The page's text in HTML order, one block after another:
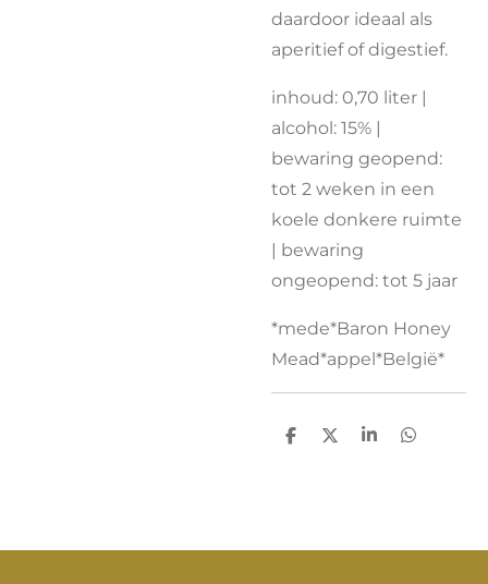
daardoor ideaal als
aperitief of digestief.
inhoud: 0,70 liter |
alcohol: 15% |
bewaring geopend:
tot 2 weken in een
koele donkere ruimte
| bewaring
ongeopend: tot 5 jaar
*mede*Baron Honey
Mead*appel*België*
D
D
S
D